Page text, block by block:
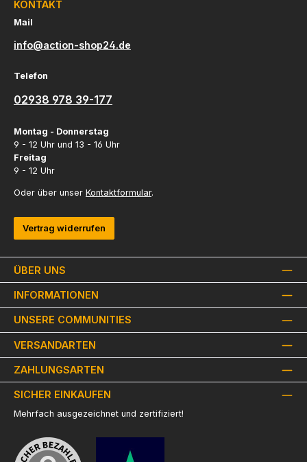
ÜBER UNS
INFORMATIONEN
KONTAKT
Mail
info@action-shop24.de
Telefon
02938 978 39-177
Montag - Donnerstag
9 - 12 Uhr und 13 - 16 Uhr
Freitag
9 - 12 Uhr
Oder über unser Kontaktformular.
Vertrag widerrufen
UNSERE COMMUNITIES
VERSANDARTEN
ZAHLUNGSARTEN
SICHER EINKAUFEN
Mehrfach ausgezeichnet und zertifiziert!